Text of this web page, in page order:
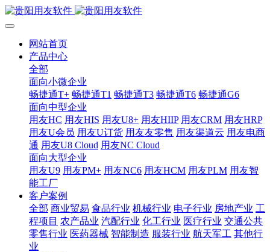
网站首页
产品中心
全部
面向小微企业
畅捷通T+ 畅捷通T1 畅捷通T3 畅捷通T6 畅捷通G6
面向中型企业
用友HC 用友HIS 用友U8+ 用友HIIP 用友CRM 用友HRP
用友U会员 用友U订货 用友友零售 用友渠道云 用友电商
通 用友U8 Cloud 用友NC Cloud
面向大型企业
用友U9 用友PM+ 用友NC6 用友HCM 用友PLM 用友智
能工厂
客户案例
全部 商业贸易 食品行业 机械行业 电子行业 房地产业 工
程项目 农产品业 汽配行业 化工行业 医疗行业 交通公共
零售行业 医药器械 智能制造 服装行业 航天军工 其他行
业